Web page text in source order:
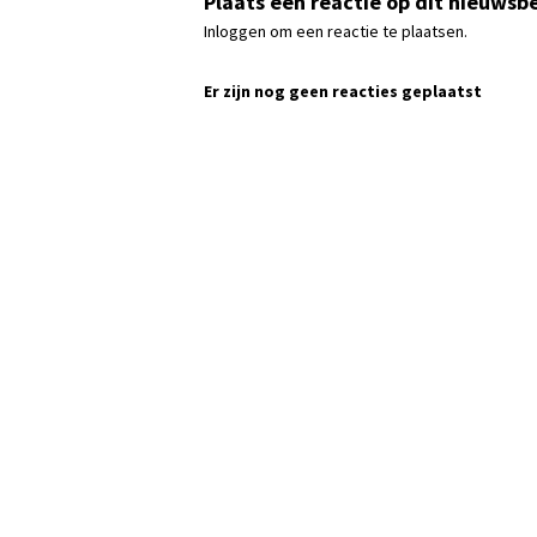
Inloggen om een reactie te plaatsen.
Er zijn nog geen reacties geplaatst